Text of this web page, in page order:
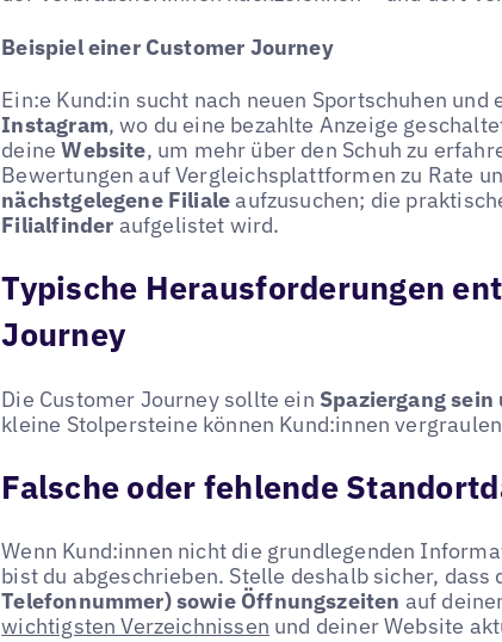
Beispiel einer Customer Journey
Ein:e Kund:in sucht nach neuen Sportschuhen
Instagram, wo du eine bezahlte Anzeige
deineWebsite, um mehr über den Schuh zu
Bewertungen auf Vergleichsplattformen zu Rate
nächstgelegene Filialeaufzusuchen; die
Filialfinder aufgelistet wird.
Typische Herausforderungen
Journey
Die Customer Journey sollte ein Spaziergang
kleine Stolpersteine können Kund:innen
Falsche oder fehlende
Wenn Kund:innen nicht die grundlegenden
bist du abgeschrieben. Stelle deshalb sicher, dass
Telefonnummer) sowie Öffnungszeiten auf
wichtigsten Verzeichnissen und deiner Website